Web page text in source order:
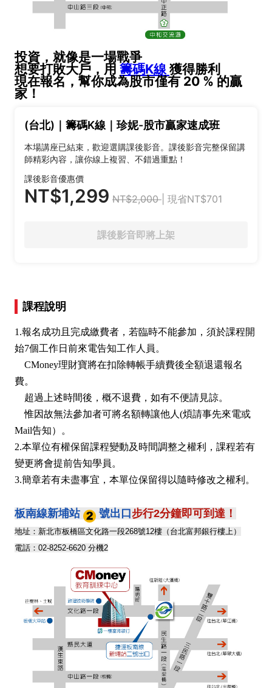
投資，就像是一場戰爭
想要打敗大戶，用 籌碼K線獲得勝利
現在報名，幫你成為股市僅有 20 % 的贏
家！
(台北)｜籌碼K線｜珍妮-股市贏家速成班
本場講座已結束，歡迎選購課後影音。課後影音完整保留講
師精彩內容，讓你線上複習、不錯過重點！
課後影音優惠價
NT$1,299 NT$2,000 | 現省NT$701
課後影音即將上架
課程說明
1.報名成功且完成繳費者，若臨時不能參加，須於課程開
始7個工作日前來電告知工作人員。
CMoney理財寶將在扣除轉帳手續費後全額退還報名
費。
超過上述時間後，概不退費，如有不便請見諒。
惟因故無法參加者可將名額轉讓他人(煩請事先來電或
Mail告知）。
2.本單位有權保留課程變動及時間調整之權利，課程若有
變更將會提前告知學員。
3.簡章若有未盡事宜，本單位保留得以隨時修改之權利。
板南線新埔站 號出口 步行2分鐘即可到達！
地址：新北市板橋區文化路一段268號12樓（台北富邦銀行樓上）
電話：02-8252-6620 分機2